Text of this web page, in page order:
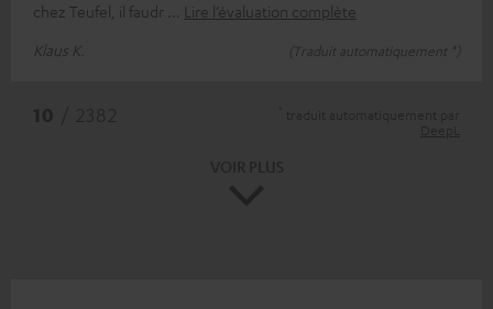
chez Teufel, il faudr
Lire l’évaluation complète
Klaus K.
(Traduit automatiquement *)